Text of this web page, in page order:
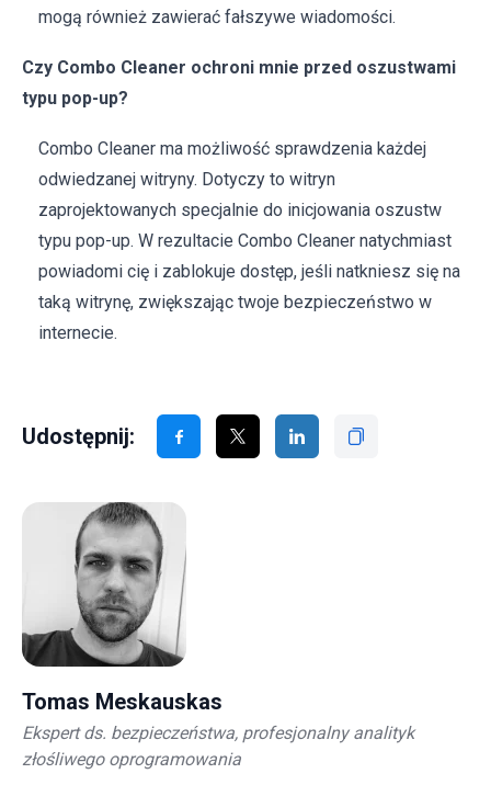
mogą również zawierać fałszywe wiadomości.
Czy Combo Cleaner ochroni mnie przed oszustwami
typu pop-up?
Combo Cleaner ma możliwość sprawdzenia każdej
odwiedzanej witryny. Dotyczy to witryn
zaprojektowanych specjalnie do inicjowania oszustw
typu pop-up. W rezultacie Combo Cleaner natychmiast
powiadomi cię i zablokuje dostęp, jeśli natkniesz się na
taką witrynę, zwiększając twoje bezpieczeństwo w
internecie.
Udostępnij:
Tomas Meskauskas
Ekspert ds. bezpieczeństwa, profesjonalny analityk
złośliwego oprogramowania